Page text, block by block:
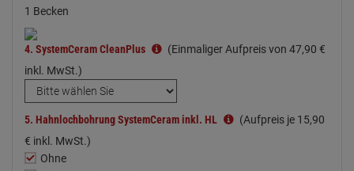
1 Becken
4. SystemCeram CleanPlus (Einmaliger Aufpreis von 47,90 €
inkl. MwSt.)
5. Hahnlochbohrung SystemCeram inkl. HL (Aufpreis je 15,90
€ inkl. MwSt.)
Ohne